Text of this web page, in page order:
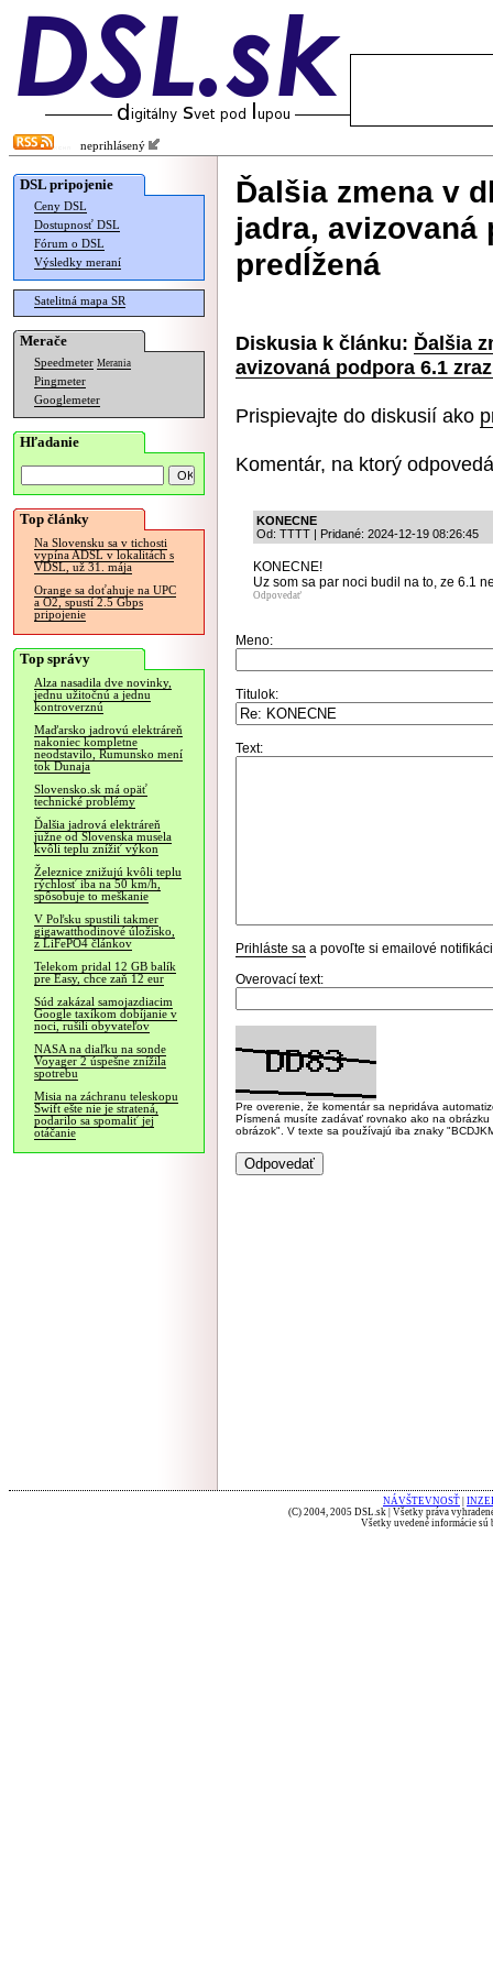
neprihlásený
DSL pripojenie
Ceny DSL
Dostupnosť DSL
Fórum o DSL
Výsledky meraní
Satelitná mapa SR
Merače
Speedmeter Merania
Pingmeter
Googlemeter
Hľadanie
Top články
Na Slovensku sa v tichosti
vypína ADSL v lokalitách s
VDSL, už 31. mája
Orange sa doťahuje na UPC
a O2, spustí 2.5 Gbps
pripojenie
Top správy
Alza nasadila dve novinky,
jednu užitočnú a jednu
kontroverznú
Maďarsko jadrovú elektráreň
nakoniec kompletne
neodstavilo, Rumunsko mení
tok Dunaja
Slovensko.sk má opäť
technické problémy
Ďalšia jadrová elektráreň
južne od Slovenska musela
kvôli teplu znížiť výkon
Železnice znižujú kvôli teplu
rýchlosť iba na 50 km/h,
spôsobuje to meškanie
V Poľsku spustili takmer
gigawatthodinové úložisko,
z LiFePO4 článkov
Telekom pridal 12 GB balík
pre Easy, chce zaň 12 eur
Súd zakázal samojazdiacim
Google taxíkom dobíjanie v
noci, rušili obyvateľov
NASA na diaľku na sonde
Voyager 2 úspešne znížila
spotrebu
Misia na záchranu teleskopu
Swift ešte nie je stratená,
podarilo sa spomaliť jej
otáčanie
Ďalšia zmena v
jadra, avizovaná
predĺžená
Diskusia k článku: Ďalšia
avizovaná podpora 6.1
Prispievajte do diskusií ako
Komentár, na ktorý
KONECNE
Od: TTTT | Pridané: 2024-12-19 08:26:45
KONECNE!
Uz som sa par noci budil na to, ze 6.1
Odpovedať
Meno:
Titulok:
Text:
Prihláste sa a povoľte si emailové
Overovací text:
Pre overenie, že komentár sa nepridáva
Písmená musíte zadávať rovnako ako na
obrázok". V texte sa používajú iba znaky
NÁVŠTEVNOSŤ
(C) 2004, 2005 DSL.sk | Všetky práva
Všetky uvedené informácie sú